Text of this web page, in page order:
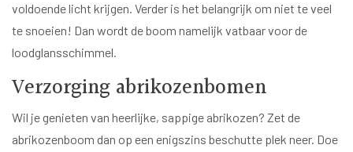
voldoende licht krijgen. Verder is het belangrijk om niet te veel
te snoeien! Dan wordt de boom namelijk vatbaar voor de
loodglansschimmel.
Verzorging abrikozenbomen
Wil je genieten van heerlijke, sappige abrikozen? Zet de
abrikozenboom dan op een enigszins beschutte plek neer. Doe